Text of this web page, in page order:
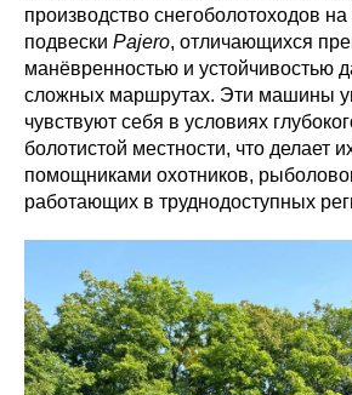
производство снегоболотоходов
подвески Pajero, отличающихся
манёвренностью и устойчивостью
сложных маршрутах. Эти машины
чувствуют себя в условиях
болотистой местности, что делает
помощниками охотников,
работающих в труднодоступных